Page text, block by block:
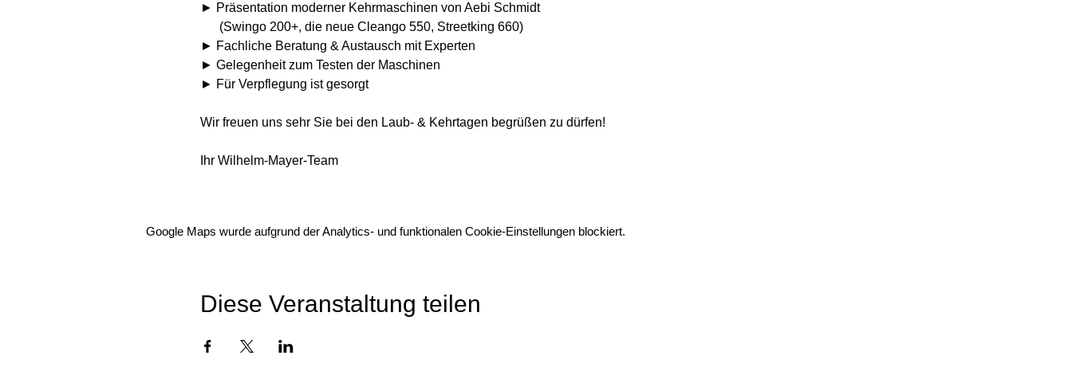
► Präsentation moderner Kehrmaschinen von Aebi Schmidt
(Swingo 200+, die neue Cleango 550, Streetking 660)
► Fachliche Beratung & Austausch mit Experten
► Gelegenheit zum Testen der Maschinen
► Für Verpflegung ist gesorgt
Wir freuen uns sehr Sie bei den Laub- & Kehrtagen begrüßen zu dürfen!
Ihr Wilhelm-Mayer-Team
Google Maps wurde aufgrund der Analytics- und funktionalen Cookie-Einstellungen blockiert.
Diese Veranstaltung teilen